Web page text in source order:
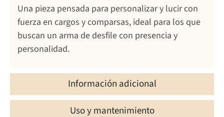
Información adicional
Uso y mantenimiento
Una pieza pensada para personalizar y lucir con
fuerza en cargos y comparsas, ideal para los que
buscan un arma de desfile con presencia y
personalidad.